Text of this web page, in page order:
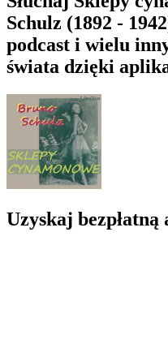
Schulz (1892 -
podcast i wielu
świata dzięki
Uzyskaj